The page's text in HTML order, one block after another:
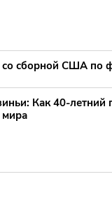
со сборной США по
Как 40-летний
мира